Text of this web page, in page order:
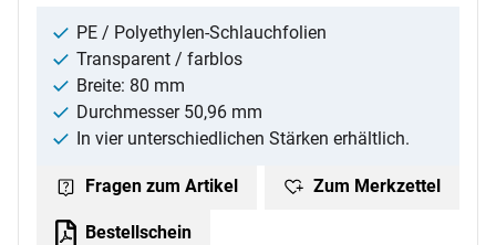
PE / Polyethylen-Schlauchfolien
Transparent / farblos
Breite: 80 mm
Durchmesser 50,96 mm
In vier unterschiedlichen Stärken erhältlich.
Fragen zum Artikel Zum Merkzettel
Bestellschein